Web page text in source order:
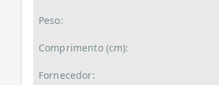
Peso:
Comprimento (cm):
Fornecedor: